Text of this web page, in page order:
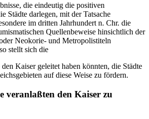
die eindeutig die positiven
Städte darlegen, mit der Tatsache
im dritten Jahrhundert n. Chr. die
Quellenbeweise hinsichtlich der
Neokorie- und Metropolistiteln
stellt sich die
Kaiser geleitet haben könnten, die Städte
auf diese Weise zu fördern.
veranlaßten den Kaiser zu